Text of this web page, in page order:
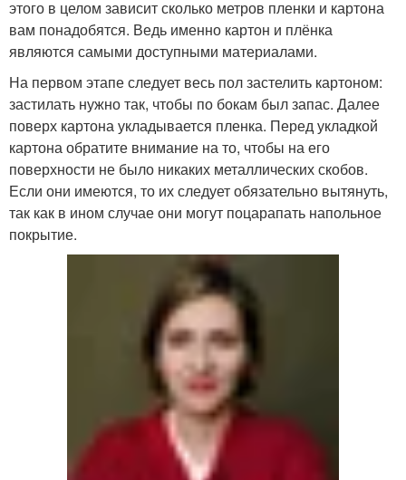
этого в целом зависит сколько метров пленки и картона
вам понадобятся. Ведь именно картон и плёнка
являются самыми доступными материалами.
На первом этапе следует весь пол застелить картоном:
застилать нужно так, чтобы по бокам был запас. Далее
поверх картона укладывается пленка. Перед укладкой
картона обратите внимание на то, чтобы на его
поверхности не было никаких металлических скобов.
Если они имеются, то их следует обязательно вытянуть,
так как в ином случае они могут поцарапать напольное
покрытие.